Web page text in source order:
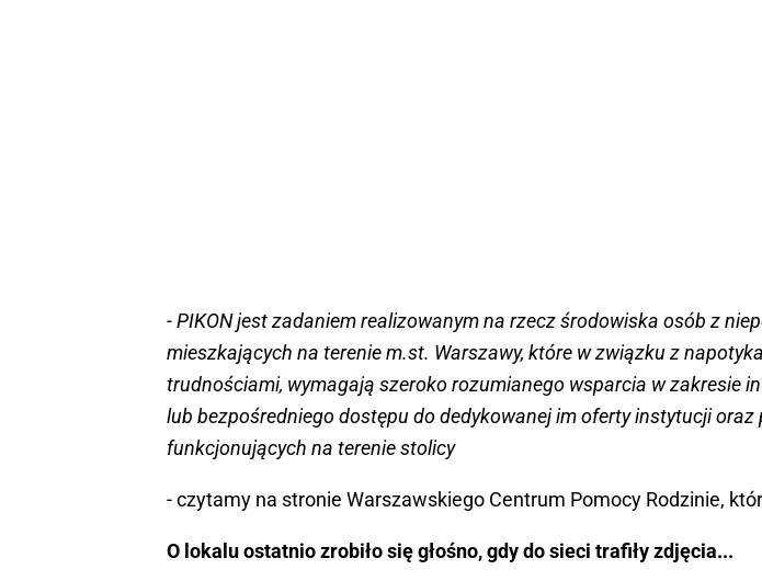
- PIKON jest zadaniem realizowanym na rzecz środowiska osób z
mieszkających na terenie m.st. Warszawy, które w związku z
trudnościami, wymagają szeroko rozumianego wsparcia w zakresie
lub bezpośredniego dostępu do dedykowanej im oferty instytucji
funkcjonujących na terenie stolicy
- czytamy na stronie Warszawskiego Centrum Pomocy Rodzinie,
O lokalu ostatnio zrobiło się głośno, gdy do sieci trafiły zdjęcia...